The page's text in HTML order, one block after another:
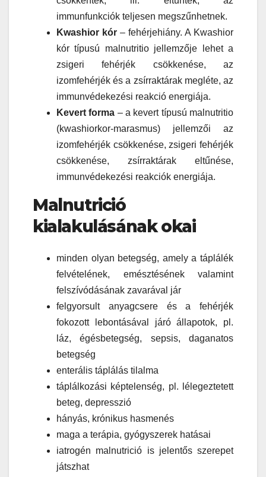
immunfunkciók teljesen megszűnhetnek.
Kwashior kór – fehérjehiány. A Kwashior
kór típusú malnutritio jellemzője lehet a
zsigeri fehérjék csökkenése, az
izomfehérjék és a zsírraktárak megléte, az
immunvédekezési reakció energiája.
Kevert forma – a kevert típusú malnutritio
(kwashiorkor-marasmus) jellemzői az
izomfehérjék csökkenése, zsigeri fehérjék
csökkenése, zsírraktárak eltűnése,
immunvédekezési reakciók energiája.
Malnutrició
kialakulásának okai
minden olyan betegség, amely a táplálék
felvételének, emésztésének valamint
felszívódásának zavarával jár
felgyorsult anyagcsere és a fehérjék
fokozott lebontásával járó állapotok, pl.
láz, égésbetegség, sepsis, daganatos
betegség
enterális táplálás tilalma
táplálkozási képtelenség, pl. lélegeztetett
beteg, depresszió
hányás, krónikus hasmenés
maga a terápia, gyógyszerek hatásai
iatrogén malnutrició is jelentős szerepet
játszhat